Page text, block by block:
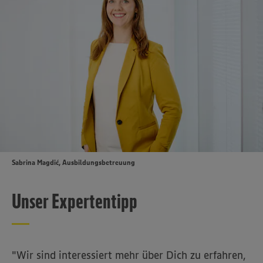
Falls vorhanden: Ehrenamtliche Tätigkeiten +
Auslandsaufenthalte
Unser Expertentipp
"Wir sind interessiert mehr über Dich zu erfahren,
Sabrina Magdić, Ausbildungsbetreuung